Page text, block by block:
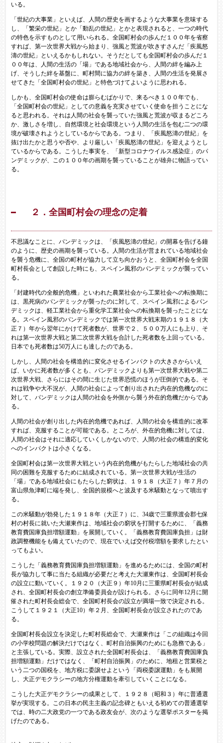
いる。
「世紀の大事業」といえば、人間の歴史を画するような大事業を意味する
し、「繁栄の世紀」とか「動乱の世紀」とかと表現されると、一つの時代
の特色を示すものとして用いられる。全国町村会の歩んだ１００年を省察
すれば、第一次世界大戦から始まり、強風と荒波が吹きすさんだ「疾風怒
濤の世紀」といえるかもしれない。そうだとしても全国町村会の歩んだ１
００年は、人間の生活の「場」である地域社会から、人間の絆を編み上
げ、そうした絆を基盤に、町村間に協力の絆を築き、人間の生活を発展さ
せてきた「全国町村会の世紀」と特色づけてよいように思われる。
しかも、全国町村会の使命は膨らむばかりで、来るべき１００年でも、
「全国町村会の世紀」としての意義を充実させていく使命を担うことにな
ると思われる。それは人間の社会を襲っていた強風と荒波が収まるどころ
か、激しさを増し、自然環境と社会環境という人間の生活を包む二つの環
境が破壊されようとしているからである。つまり、「疾風怒濤の世紀」を
抜け出たかと思うや否や、より厳しい「疾風怒濤の世紀」を迎えようとし
ているからである。こうした事実を、「新型コロナウイルス感染症」のパ
ンデミックが、この１００年の画期を襲っていることが雄弁に物語ってい
る。
２．全国町村会の理念の定着
​不思議なことに、パンデミックは、「疾風怒濤の世紀」の開幕を告げる鐘
のように、歴史の画期を襲っている。人間の生活が営まれている地域社会
を襲う危機に、全国の町村が協力して立ち向かおうと、全国町村会を全国
町村長会として創設した時にも、スペイン風邪のパンデミックが襲ってい
る。
「封建時代の全般的危機」といわれた農業社会から工業社会への転換期に
は、黒死病のパンデミックが襲ったのに対して、スペイン風邪によるパン
デミックは、軽工業社会から重化学工業社会への転換期を襲ったことにな
る。スペイン風邪のパンデミックでは第一次世界大戦末期の１９１８（大
正７）年から翌年にかけて死者数が、世界で２、５００万人にも上り、そ
れは第一次世界大戦と第二次世界大戦を合計した死者数を上回っている。
日本でも死者数は50万人にも達したのである。
しかし、人間の社会を構造的に変化させるインパクトの大きさからいえ
ば、いかに死者数が多くとも、パンデミックよりも第一次世界大戦や第二
次世界大戦、さらにはその間に生じた世界恐慌のほうが圧倒的である。そ
れは戦争や大不況が、人間の社会によって創り出された内在的危機なのに
対して、パンデミックは人間の社会を外側から襲う外在的危機だからであ
る。
人間の社会が創り出した内在的危機であれば、人間の社会を構造的に改革
すれば、克服することが可能である。ところが、外在的危機に対しては、
人間の社会はそれに適応していくしかないので、人間の社会の構造的変化
へのインパクトは小さくなる。
全国町村会は第一次世界大戦という内在的危機がもたらした地域社会の共
同の困難を克服するために結成されている。第一次世界大戦が生活の
「場」である地域社会にもたらした窮状は、１９１８（大正７）年７月の
富山県魚津町に端を発し、全国的規模へと波及する米騒動となって噴出す
る。
この米騒動が勃発した１９１８年（大正７）に、34歳で三重県渡会郡七保
村の村長に就いた大瀬東作は、地域社会の窮状を打開するために、「義務
教育費国庫負担増額運動」を展開していく。「義務教育費国庫負担」は財
政調整機能をも備えていたので、現在でいえば交付税増額を要求したとい
ってもよい。
こうした「義務教育費国庫負担増額運動」を進めるためには、全国の町村
長が協力して事に当たる組織が必要だと考えた大瀬東作は、全国町村長会
の設立に動いていく。１９２０（大正９）年10月に三重県町村長会が結成
され、全国町村長会の創立準備委員会が設けられる。さらに同年12月に開
催された町村長会総会で、全国町村長会の設立が満場一致で決定される。
こうして１９２１（大正10）年２月、全国町村長会が設立されたのであ
る。
全国町村長会設立を決定した町村長総会で、大瀬東作は「この組織は今回
の小学校問題の解決だけではなく、町村自治振興のためにも急務である」
と主張している。実際、設立された全国町村長会は、「義務教育費国庫負
担増額運動」だけではなく、「町村自治振興」のために、地租と営業税と
いう二つの国税を、地方税に委譲せよという「両税委譲運動」をも展開
し、大正デモクラシーの地方分権運動を牽引していくことになる。
こうした大正デモクラシーの成果として、１９２８（昭和３）年に普通選
挙が実現する。この日本の民主主義の記念碑ともいえる初めての普通選挙
では、時の二大政党の一つである政友会が、次のような選挙ポスターを掲
げたのである。